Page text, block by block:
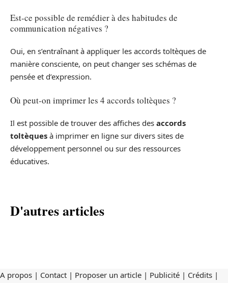
Est-ce possible de remédier à des habitudes de
communication négatives ?
Oui, en s’entraînant à appliquer les accords toltèques de
manière consciente, on peut changer ses schémas de
pensée et d’expression.
Où peut-on imprimer les 4 accords toltèques ?
Il est possible de trouver des affiches des accords
toltèques à imprimer en ligne sur divers sites de
développement personnel ou sur des ressources
éducatives.
D'autres articles
A propos | Contact | Proposer un article | Publicité | Crédits |